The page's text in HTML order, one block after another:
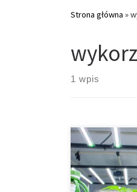
Strona główna »
1 wpis
Kwas
przewodnik
jakości gleby i
Kwasy